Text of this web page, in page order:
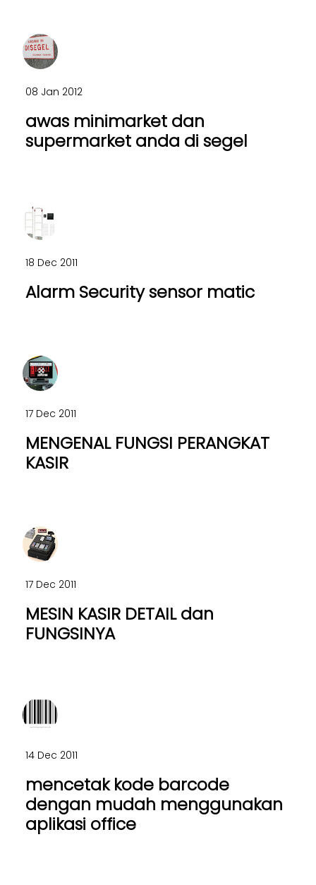
08 Jan 2012
awas minimarket dan
supermarket anda di segel
18 Dec 2011
Alarm Security sensor matic
17 Dec 2011
MENGENAL FUNGSI PERANGKAT
KASIR
17 Dec 2011
MESIN KASIR DETAIL dan
FUNGSINYA
14 Dec 2011
mencetak kode barcode
dengan mudah menggunakan
aplikasi office